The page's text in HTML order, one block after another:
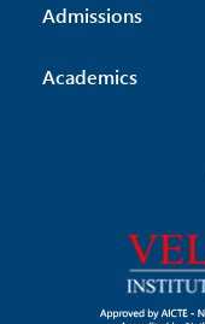
Admissions
Academics